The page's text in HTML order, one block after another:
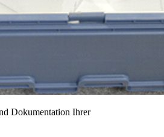
Dokumentation Ihrer